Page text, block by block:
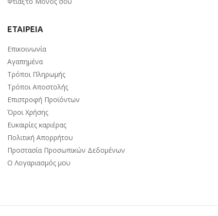
ΕΤΑΙΡΕΙΑ
Επικοινωνία
Αγαπημένα
Τρόποι Πληρωμής
Τρόποι Αποστολής
Επιστροφή Προϊόντων
Όροι Χρήσης
Ευκαιρίες καριέρας
Πολιτική Απορρήτου
Προστασία Προσωπικών Δεδομένων
Ο Λογαριασμός μου